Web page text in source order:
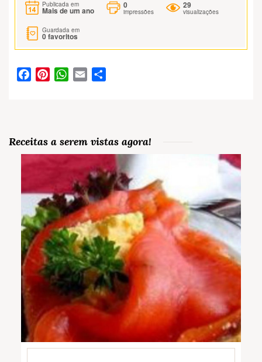
Publicada em
Mais de um ano
0
impressões
29
visualizações
Guardada em
0favoritos
FacebookPinterestWhatsApp
Email
Receitas a serem vistas agora!